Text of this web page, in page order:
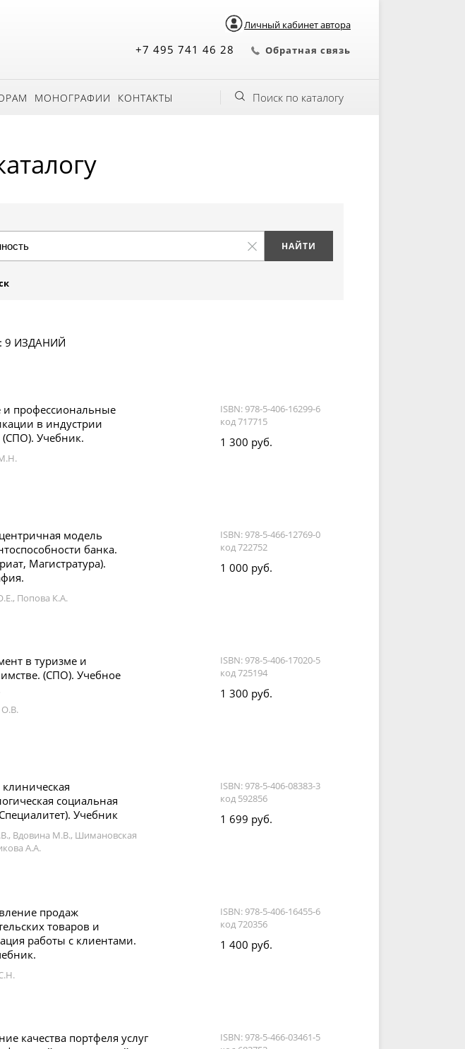
Личный кабинет автора
+7 495 741 46 28 Обратная связь
МОНОГРАФИИ КОНТАКТЫ Поиск по каталогу
9 ИЗДАНИЙ
профессиональные
в индустрии
(СПО). Учебник.
ISBN: 978-5-406-16299-6
код 717715
1 300 руб.
модель
банка.
Магистратура).
Попова К.А.
ISBN: 978-5-466-12769-0
код 722752
1 000 руб.
в туризме и
(СПО). Учебное
ISBN: 978-5-406-17020-5
код 725194
1 300 руб.
социальная
Учебник
Вдовина М.В., Шимановская
А.А.
ISBN: 978-5-406-08383-3
код 592856
1 699 руб.
продаж
товаров и
работы с клиентами.
ISBN: 978-5-406-16455-6
код 720356
1 400 руб.
качества портфеля услуг
ISBN: 978-5-466-03461-5